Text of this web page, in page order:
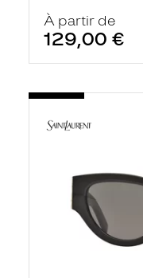
À partir de
129,00 €